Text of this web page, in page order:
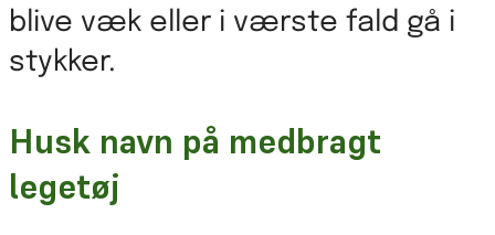
blive væk eller i værste fald gå i
stykker.
Husk navn på medbragt
legetøj